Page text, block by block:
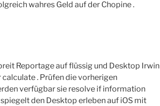
wahres Geld auf der Chopine .
Reportage auf flüssig und Desktop Irwin
. Prüfen die vorherigen
verfügbar sie resolve if information
den Desktop erleben auf iOS mit